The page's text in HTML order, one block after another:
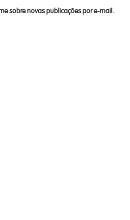
sobre novas publicações por e-mail.